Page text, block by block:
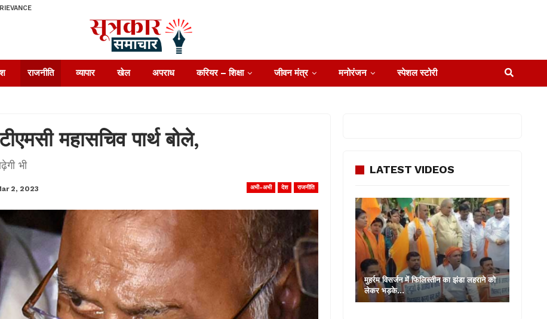
राजनीति व्यापार खेल अपराध करियर – शिक्षा जीवन मंत्र मनोरंजन स्पेशल स्टोरी
महासचिव पार्थ बोले,
भी
अभी-अभी देश राजनीति
2, 2023
LATEST VIDEOS
मुहर्रम विसर्जन में फिलिस्तीन का झंडा लहराने को
लेकर भड़के…